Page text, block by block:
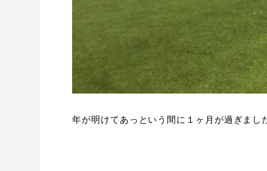
年が明けてあっという間に１ヶ月が過ぎまし